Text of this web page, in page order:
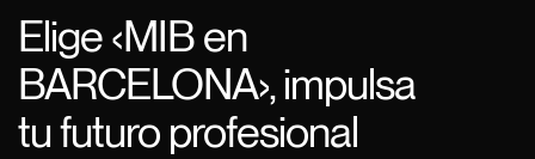
Elige ‹MIB en
BARCELONA›, impulsa
tu futuro profesional